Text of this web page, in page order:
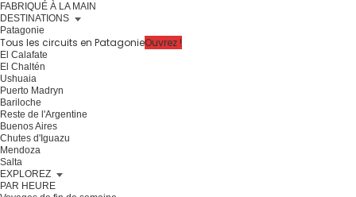
FABRIQUÉ À LA MAIN
DESTINATIONS
Patagonie
Tous les circuits en PatagonieOuvrez !
El Calafate
El Chaltén
Ushuaia
Puerto Madryn
Bariloche
Reste de l'Argentine
Buenos Aires
Chutes d'Iguazu
Mendoza
Salta
EXPLOREZ
PAR HEURE